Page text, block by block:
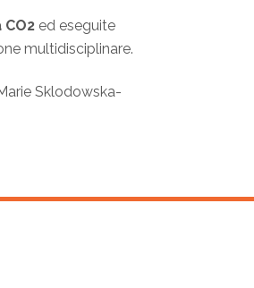
ed eseguite
multidisciplinare.
Sklodowska-